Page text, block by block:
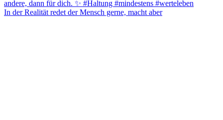
In der Realität redet der Mensch gerne, macht aber